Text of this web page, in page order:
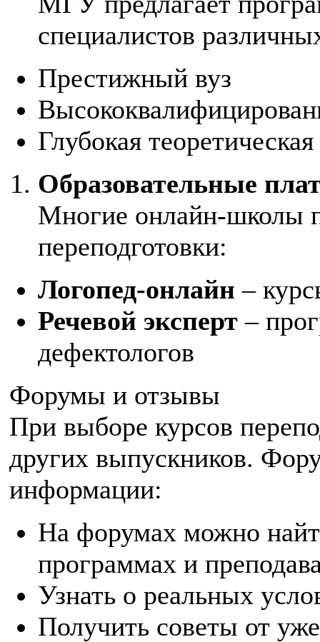
специалистов
Престижный вуз
Глубокая теоретическая
Образовательные
Многие онлайн-школы
переподготовки:
Логопед-онлайн –
Речевой эксперт –
дефектологов
Форумы и отзывы
При выборе курсов
других выпускников.
информации:
На форумах можно
программах и
Узнать о реальных
Получить советы от